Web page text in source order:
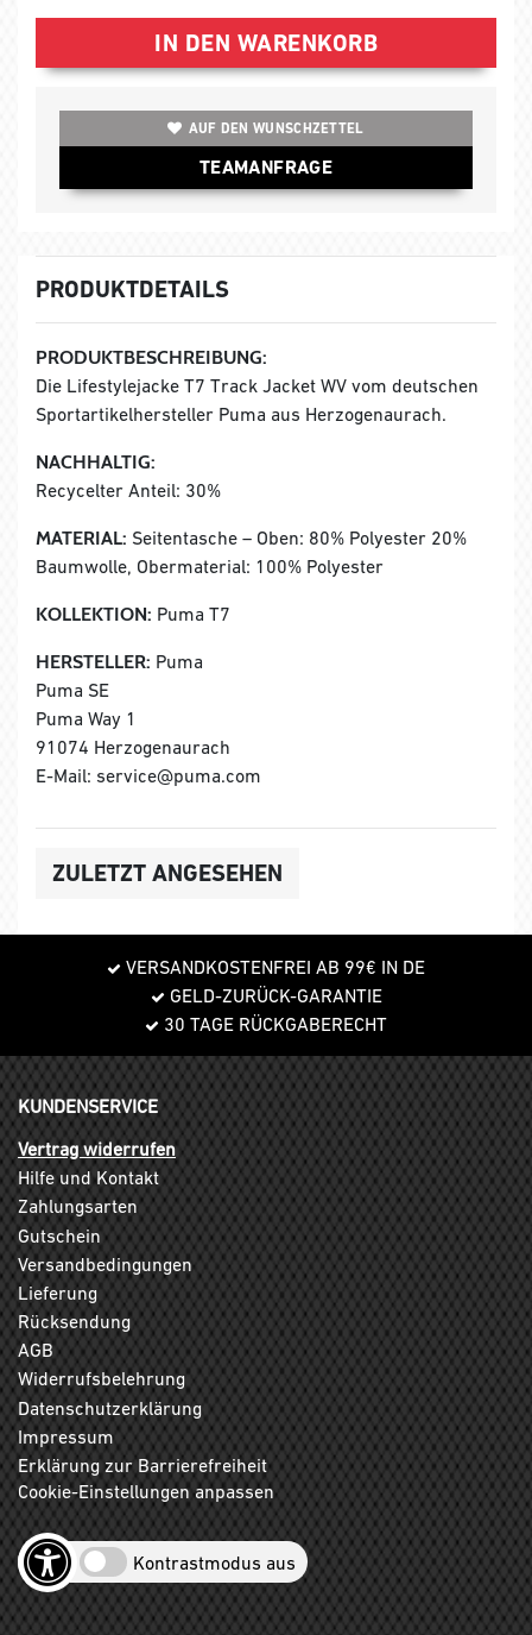
IN DEN WARENKORB
AUF DEN WUNSCHZETTEL
TEAMANFRAGE
PRODUKTDETAILS
PRODUKTBESCHREIBUNG:
Die Lifestylejacke T7 Track Jacket WV vom deutschen
Sportartikelhersteller Puma aus Herzogenaurach.
NACHHALTIG:
Recycelter Anteil: 30%
MATERIAL: Seitentasche – Oben: 80% Polyester 20%
Baumwolle, Obermaterial: 100% Polyester
KOLLEKTION: Puma T7
HERSTELLER: Puma
Puma SE
Puma Way 1
91074 Herzogenaurach
E-Mail: service@puma.com
ZULETZT ANGESEHEN
VERSANDKOSTENFREI AB 99€ IN DE
GELD-ZURÜCK-GARANTIE
30 TAGE RÜCKGABERECHT
KUNDENSERVICE
Vertrag widerrufen
Hilfe und Kontakt
Zahlungsarten
Gutschein
Versandbedingungen
Lieferung
Rücksendung
AGB
Widerrufsbelehrung
Datenschutzerklärung
Impressum
Erklärung zur Barrierefreiheit
Cookie-Einstellungen anpassen
Kontrastmodus aus